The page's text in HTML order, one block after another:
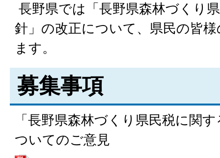
長野県では「長野県森林づくり
針」の改正について、県民の皆
ます。
募集事項
「長野県森林づくり県民税に関
ついてのご意見